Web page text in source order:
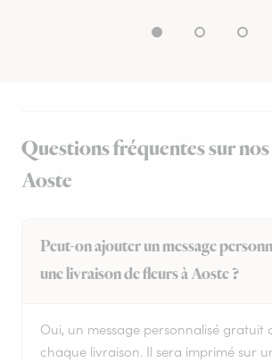
Questions fréquentes sur
Aoste
Peut-on ajouter un message
une livraison de fleurs à Aoste ?
Oui, un message personnalisé gratuit
chaque livraison. Il sera imprimé sur